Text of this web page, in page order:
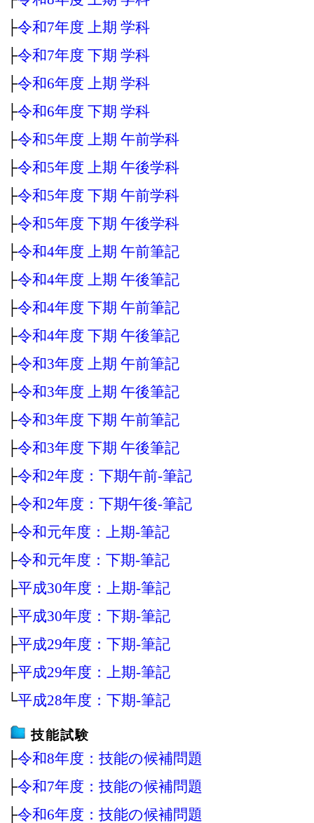
├令和7年度 上期 学科
├令和7年度 下期 学科
├令和6年度 上期 学科
├令和6年度 下期 学科
├令和5年度 上期 午前学科
├令和5年度 上期 午後学科
├令和5年度 下期 午前学科
├令和5年度 下期 午後学科
├令和4年度 上期 午前筆記
├令和4年度 上期 午後筆記
├令和4年度 下期 午前筆記
├令和4年度 下期 午後筆記
├令和3年度 上期 午前筆記
├令和3年度 上期 午後筆記
├令和3年度 下期 午前筆記
├令和3年度 下期 午後筆記
├令和2年度：下期午前‐筆記
├令和2年度：下期午後‐筆記
├令和元年度：上期‐筆記
├令和元年度：下期‐筆記
├平成30年度：上期‐筆記
├平成30年度：下期‐筆記
├平成29年度：下期‐筆記
├平成29年度：上期‐筆記
└平成28年度：下期‐筆記
技能試験
├令和8年度：技能の候補問題
├令和7年度：技能の候補問題
├令和6年度：技能の候補問題